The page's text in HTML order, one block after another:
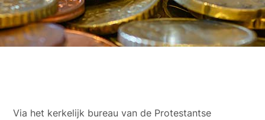
Via het kerkelijk bureau van de Protestantse